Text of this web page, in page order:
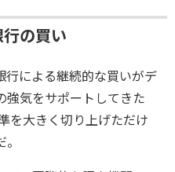
の買い
行による継続的な買いがデ
強気をサポートしてきた
を大きく切り上げただけ